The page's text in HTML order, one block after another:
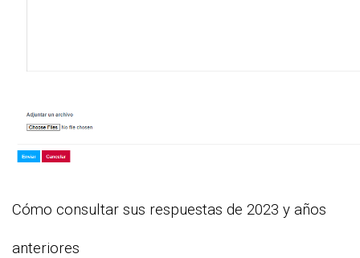
Cómo consultar sus respuestas de 2023 y años
anteriores